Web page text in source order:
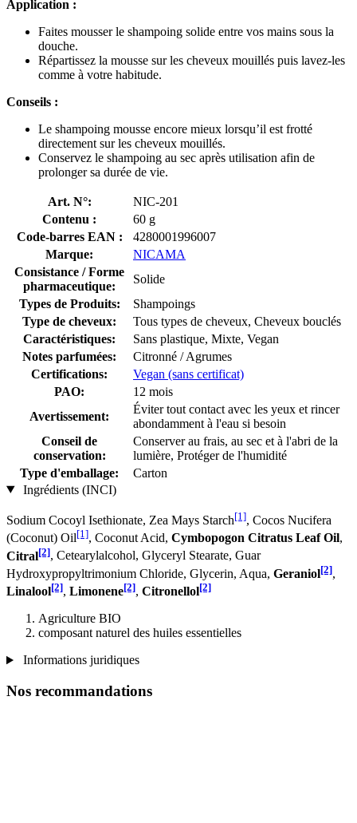
Application :
Faites mousser le shampoing solide entre vos mains sous la
douche.
Répartissez la mousse sur les cheveux mouillés puis lavez-les
comme à votre habitude.
Conseils :
Le shampoing mousse encore mieux lorsqu’il est frotté
directement sur les cheveux mouillés.
Conservez le shampoing au sec après utilisation afin de
prolonger sa durée de vie.
Art. N°:
NIC-201
Contenu :
60 g
Code-barres EAN :
4280001996007
Marque:
NICAMA
Consistance / Forme
pharmaceutique:
Solide
Types de Produits:
Shampoings
Type de cheveux:
Tous types de cheveux, Cheveux bouclés
Caractéristiques:
Sans plastique, Mixte, Vegan
Notes parfumées:
Citronné / Agrumes
Certifications:
Vegan (sans certificat)
PAO:
12 mois
Avertissement:
Éviter tout contact avec les yeux et rincer
abondamment à l'eau si besoin
Conseil de
conservation:
Conserver au frais, au sec et à l'abri de la
lumière, Protéger de l'humidité
Type d'emballage:
Carton
Ingrédients (INCI)
Sodium Cocoyl Isethionate, Zea Mays Starch[1], Cocos Nucifera
(Coconut) Oil[1], Coconut Acid, Cymbopogon Citratus Leaf Oil,
Citral[2], Cetearylalcohol, Glyceryl Stearate, Guar
Hydroxypropyltrimonium Chloride, Glycerin, Aqua, Geraniol[2],
Linalool[2], Limonene[2], Citronellol[2]
Agriculture BIO
composant naturel des huiles essentielles
Informations juridiques
Nos recommandations